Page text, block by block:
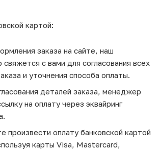
картой:
заказа на сайте, наш
с вами для согласования всех
и уточнения способа оплаты.
деталей заказа, менеджер
на оплату через эквайринг
произвести оплату банковской картой
карты Visa, Mastercard,